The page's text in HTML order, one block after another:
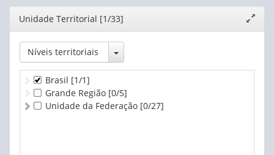
49. Baniwa
50. Bará
51. Barasána
52. Baré
53. Bora
54. Borari
55. Bororo
56. Borum Krem
57. Botocudo
Editor
janela
Unidade Territorial [1/33]
Níveis territoriais Toggle Dropdown
Brasil [1/1]
Grande Região [0/5]
Unidade da Federação [0/27]